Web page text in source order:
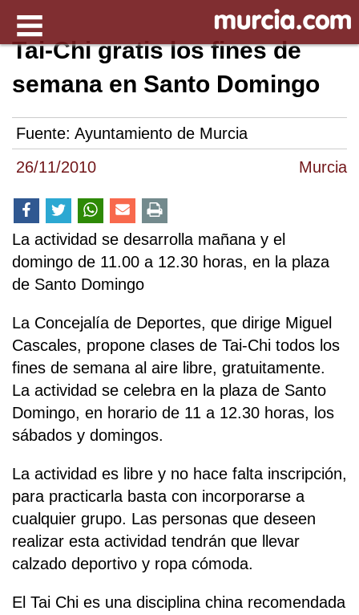
26/11/2010 Murcia
Tai-Chi gratis los fines de
semana en Santo Domingo
Fuente: Ayuntamiento de Murcia
La actividad se desarrolla mañana y el
domingo de 11.00 a 12.30 horas, en la plaza
de Santo Domingo
La Concejalía de Deportes, que dirige Miguel
Cascales, propone clases de Tai-Chi todos los
fines de semana al aire libre, gratuitamente.
La actividad se celebra en la plaza de Santo
Domingo, en horario de 11 a 12.30 horas, los
sábados y domingos.
La actividad es libre y no hace falta inscripción,
para practicarla basta con incorporarse a
cualquier grupo. Las personas que deseen
realizar esta actividad tendrán que llevar
calzado deportivo y ropa cómoda.
El Tai Chi es una disciplina china recomendada